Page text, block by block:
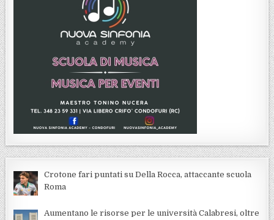
Crotone fari puntati su Della Rocca, attaccante scuola
Roma
Aumentano le risorse per le università Calabresi, oltre